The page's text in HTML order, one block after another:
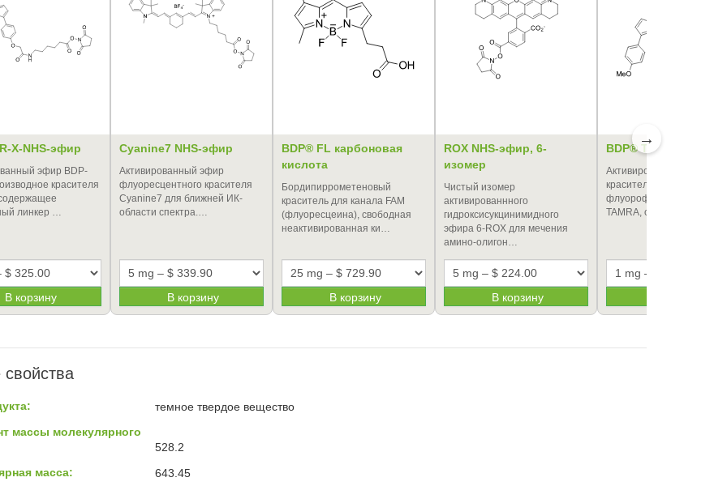
X-NHS-эфир
эфир BDP-
красителя
линкер …
В корзину
Cyanine7 NHS-эфир
Активированный эфир
флуоресцентного красителя
Cyanine7 для ближней ИК-
области спектра.…
В корзину
BDP® FL карбоновая
кислота
Бордипиррометеновый
краситель для канала FAM
(флуоресцеина), свободная
неактивированная ки…
В корзину
ROX NHS-эфир, 6-
изомер
Чистый изомер
активированнного
гидроксисукцинимидного
эфира 6-ROX для мечения
амино-олигон…
В корзину
BDP® TMR NHS-эфир
Активированный эфир
красителя BDP TMR,
флуорофора для канала
TAMRA, особенно
→
темное твердое вещество
массы молекулярного
528.2
масса:
643.45